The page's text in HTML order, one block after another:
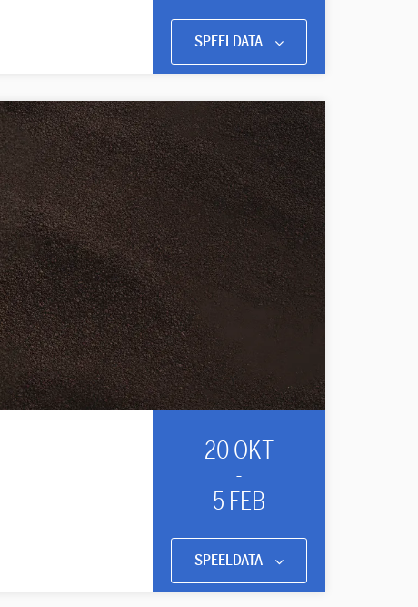
SPEELDATA
20 OKT
-
5 FEB
SPEELDATA